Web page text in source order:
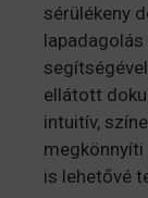
sérülékeny
ellátott
intuitív,
megkönnyíti
is lehetővé